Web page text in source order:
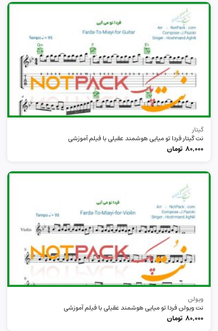
گیتار
نت گیتار فردا تو میایی هوشمند عقیلی با فیلم آموزشی
80,000 تومان
ویولن
نت ویولن فردا تو میایی هوشمند عقیلی با فیلم آموزشی
80,000 تومان